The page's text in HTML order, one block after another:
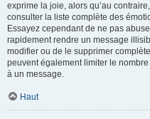
exprime la joie, alors qu’au
consulter la liste complète des
Essayez cependant de ne pas
rapidement rendre un message
modifier ou de le supprimer
peuvent également limiter le nombre
à un message.
Haut